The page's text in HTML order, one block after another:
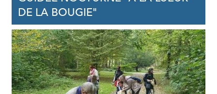
DE LA BOUGIE"